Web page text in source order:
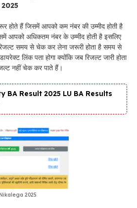
होते हैं जिसमें आपको कम नंबर की उम्मीद होती है
आपको अधिकतम नंबर के उम्मीद होती है इसलिए
समय से चेक कर लेना जरूरी होता है समय से
लिंक पता होगा क्योंकि जब रिजल्ट जारी होता
नहीं चेक कर पाते हैं।
BA Result 2025 LU BA Results
2025